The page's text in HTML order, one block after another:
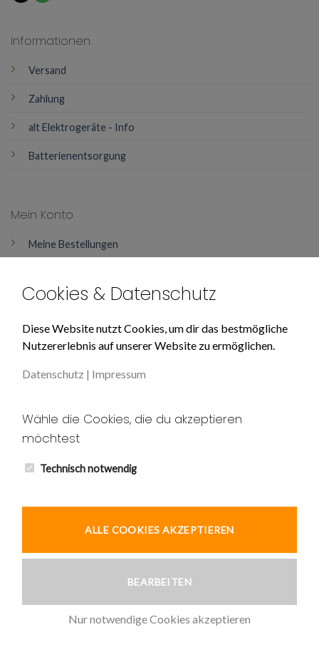
Mein Konto
Meine Bestellungen
Über Uns
Impressum
Datenschutz
Widerruf
Kontakt
Informationen
Versand
Zahlung
alt Elektrogeräte - Info
Batterienentsorgung
Cookies & Datenschutz
Diese Website nutzt Cookies, um dir das bestmögliche
Nutzererlebnis auf unserer Website zu ermöglichen.
Datenschutz | Impressum
Wähle die Cookies, die du akzeptieren
möchtest
Technisch notwendig
ALLE COOKIES AKZEPTIEREN
BEARBEITEN
Nur notwendige Cookies akzeptieren